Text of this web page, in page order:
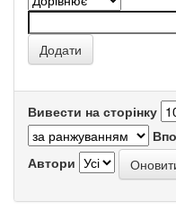
Вивести на сторінку
Автори